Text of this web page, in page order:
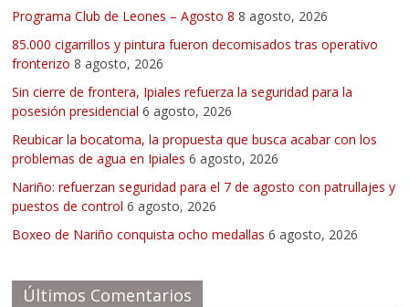
Programa Club de Leones – Agosto 8 8 agosto, 2026
85.000 cigarrillos y pintura fueron decomisados tras operativo
fronterizo 8 agosto, 2026
Sin cierre de frontera, Ipiales refuerza la seguridad para la
posesión presidencial 6 agosto, 2026
Reubicar la bocatoma, la propuesta que busca acabar con los
problemas de agua en Ipiales 6 agosto, 2026
Nariño: refuerzan seguridad para el 7 de agosto con patrullajes y
puestos de control 6 agosto, 2026
Boxeo de Nariño conquista ocho medallas 6 agosto, 2026
Últimos Comentarios